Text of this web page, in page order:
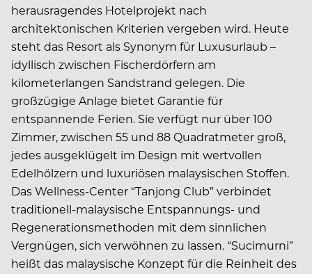
herausragendes Hotelprojekt nach
architektonischen Kriterien vergeben wird. Heute
steht das Resort als Synonym für Luxusurlaub –
idyllisch zwischen Fischerdörfern am
kilometerlangen Sandstrand gelegen. Die
großzügige Anlage bietet Garantie für
entspannende Ferien. Sie verfügt nur über 100
Zimmer, zwischen 55 und 88 Quadratmeter groß,
jedes ausgeklügelt im Design mit wertvollen
Edelhölzern und luxuriösen malaysischen Stoffen.
Das Wellness-Center “Tanjong Club” verbindet
traditionell-malaysische Entspannungs- und
Regenerationsmethoden mit dem sinnlichen
Vergnügen, sich verwöhnen zu lassen. “Sucimurni”
heißt das malaysische Konzept für die Reinheit des